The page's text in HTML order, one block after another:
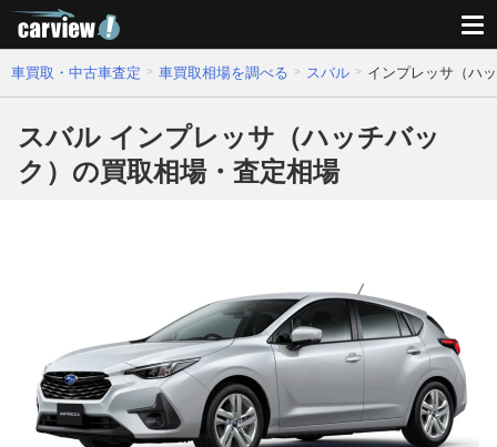
車買取・中古車査定 車買取相場を調べる スバル インプレッサ（ハ
スバル インプレッサ（ハッチバッ
ク）の買取相場・査定相場